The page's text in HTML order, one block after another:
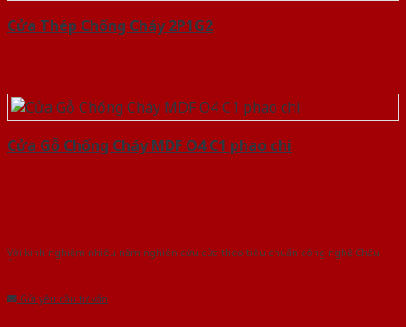
Cửa Thép Chống Cháy 2P1G2
Cửa Gỗ Chống Cháy MDF O4 C1 phao chi
Với kinh nghiệm nhiêu năm nghiên cứu cửa theo tiêu chuẩn công nghệ Châu
Gửi yêu cầu tư vấn